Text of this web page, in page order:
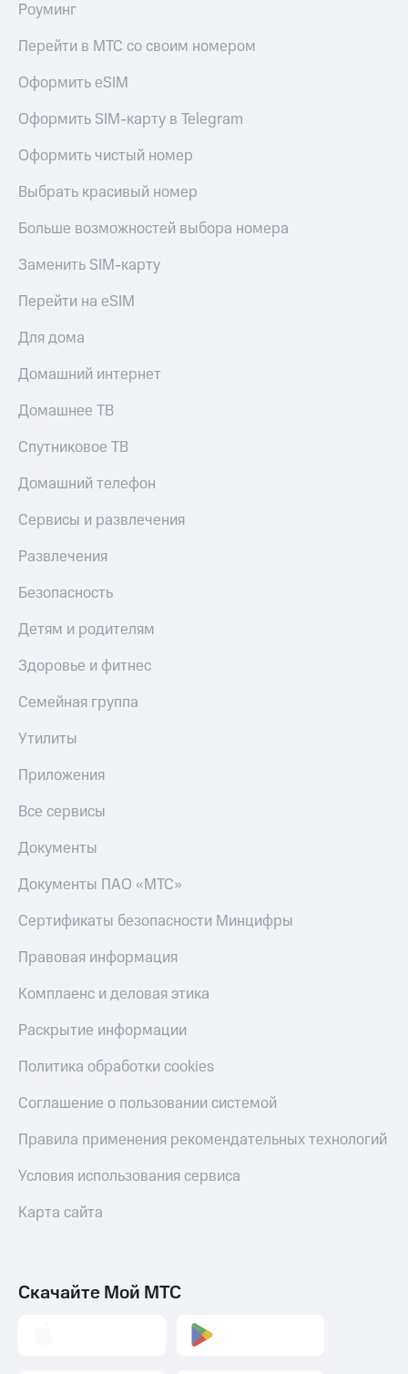
Роуминг
Перейти в МТС со своим номером
Оформить eSIM
Оформить SIM-карту в Telegram
Оформить чистый номер
Выбрать красивый номер
Больше возможностей выбора номера
Заменить SIM-карту
Перейти на eSIM
Для дома
Домашний интернет
Домашнее ТВ
Спутниковое ТВ
Домашний телефон
Сервисы и развлечения
Развлечения
Безопасность
Детям и родителям
Здоровье и фитнес
Семейная группа
Утилиты
Приложения
Все сервисы
Документы
Документы ПАО «МТС»
Сертификаты безопасности Минцифры
Правовая информация
Комплаенс и деловая этика
Раскрытие информации
Политика обработки cookies
Соглашение о пользовании системой
Правила применения рекомендательных технологий
Условия использования сервиса
Карта сайта
Скачайте Мой МТС